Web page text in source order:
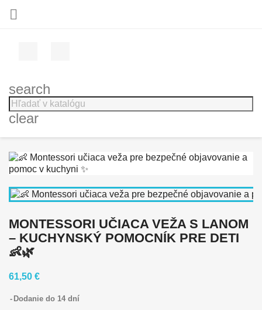

search
clear
MONTESSORI UČIACA VEŽA S LANOM
– KUCHYNSKÝ POMOCNÍK PRE DETI
👶🌿
61,50 €
Dodanie do 14 dní